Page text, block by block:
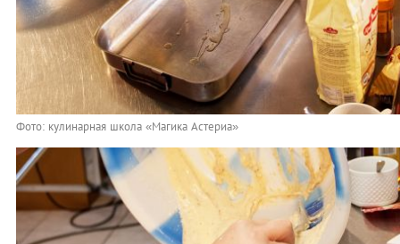
Фото: кулинарная школа «Магика Астериа»